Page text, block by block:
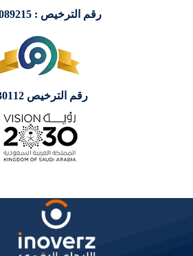
رقم الترخيص : 0000089215
رقم الترخيص 330112